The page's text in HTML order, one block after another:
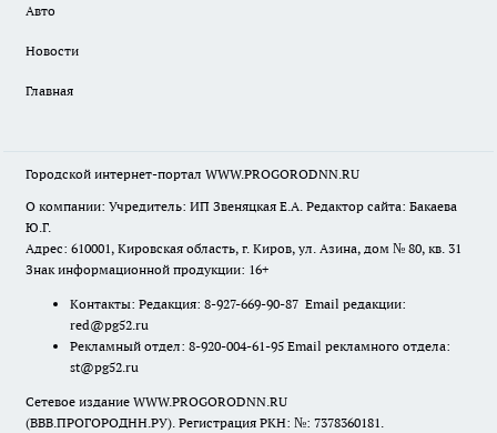
Авто
Новости
Главная
Городской интернет-портал WWW.PROGORODNN.RU
О компании: Учредитель: ИП Звеняцкая Е.А. Редактор сайта: Бакаева
Ю.Г.
Адрес: 610001, Кировская область, г. Киров, ул. Азина, дом № 80, кв. 31
Знак информационной продукции: 16+
Контакты: Редакция: 8-927-669-90-87 Email редакции:
red@pg52.ru
Рекламный отдел: 8-920-004-61-95 Email рекламного отдела:
st@pg52.ru
Сетевое издание WWW.PROGORODNN.RU
(ВВВ.ПРОГОРОДНН.РУ). Регистрация РКН: №: 7378360181.